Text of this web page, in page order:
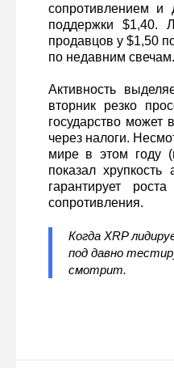
сопротивлением
поддержки $1,40.
продавцов у $1,50
по недавним свечам.
Активность
вторник резко
государство может
через налоги.
мире в этом году
показал
гарантирует
сопротивления.
Когда XRP
под давно
смотрит.